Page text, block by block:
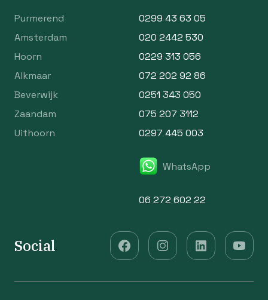
Purmerend
0299 43 63 05
Amsterdam
020 2442 530
Hoorn
0229 313 056
Alkmaar
072 202 92 86
Beverwijk
0251 343 050
Zaandam
075 207 3112
Uithoorn
0297 445 003
WhatsApp
06 272 602 22
Social